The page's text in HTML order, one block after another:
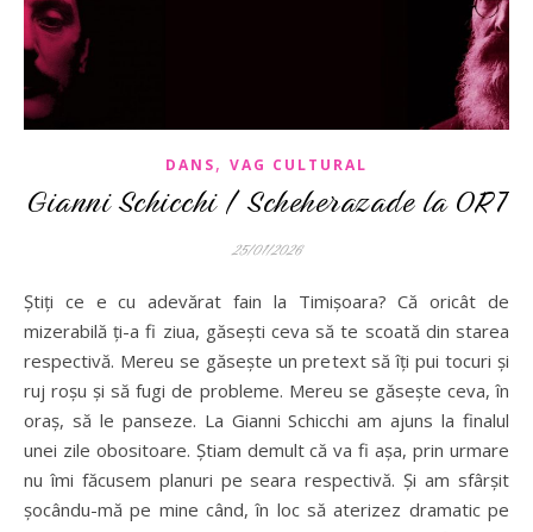
DANS, VAG CULTURAL
Gianni Schicchi / Scheherazade la ORT
25/01/2026
Știți ce e cu adevărat fain la Timișoara? Că oricât de
mizerabilă ți-a fi ziua, găsești ceva să te scoată din starea
respectivă. Mereu se găsește un pretext să îți pui tocuri și
ruj roșu și să fugi de probleme. Mereu se găsește ceva, în
oraș, să le panseze. La Gianni Schicchi am ajuns la finalul
unei zile obositoare. Știam demult că va fi așa, prin urmare
nu îmi făcusem planuri pe seara respectivă. Și am sfârșit
șocându-mă pe mine când, în loc să aterizez dramatic pe